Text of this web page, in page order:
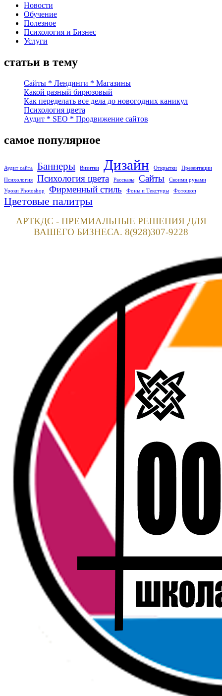
Новости
Обучение
Полезное
Психология и Бизнес
Услуги
статьи в тему
Сайты * Лендинги * Магазины
Какой разный бирюзовый
Как переделать все дела до новогодних каникул
Психология цвета
Аудит * SEO * Продвижение сайтов
самое популярное
Аудит сайта Баннеры Визитки Дизайн Открытки Презентации
Психология Психология цвета Рассказы Сайты
Своими руками
Уроки Photoshop
Фирменный стиль Фоны и Текстуры Фотошоп
Цветовые палитры
АРТКДС - ПРЕМИАЛЬНЫЕ РЕШЕНИЯ ДЛЯ
ВАШЕГО БИЗНЕСА. 8(928)307-9228